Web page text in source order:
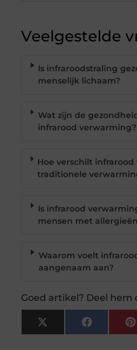
Veelgestelde
Is infraroodstraling
menselijk lichaam?
Wat zijn de
infrarood verwarming?
Hoe verschilt
traditionele
Is infrarood
mensen met
Waarom voelt
aangenaam aan?
Goed artikel? Deel hem
X
(Twitter)
Facebook